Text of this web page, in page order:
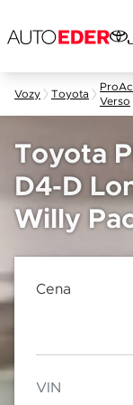
Vozy Toyota
Verso
Toyota
D4-D
Willy
Cena
VIN
Chebská
Datum
Jméno a
E-mail
Telefon
Popis